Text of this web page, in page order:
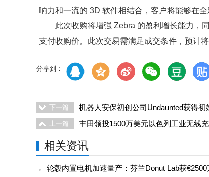
响力和一流的 3D 软件相结合，客户将能够在
此次收购将增强 Zebra 的盈利增长能力，
支付收购价。此次交易需满足成交条件，预计
分享到：
下一篇 机器人安保初创公司Undaunted获得初
上一篇 丰田领投1500万美元以色列工业无线
相关资讯